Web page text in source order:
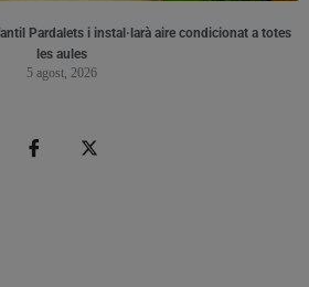
Pardalets i instal·larà aire condicionat a totes
les aules
5 agost, 2026